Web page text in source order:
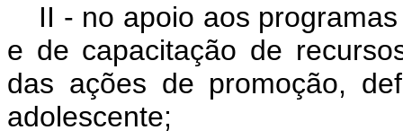
II - no apoio aos
e de capacitação de
das ações de promoção,
adolescente;